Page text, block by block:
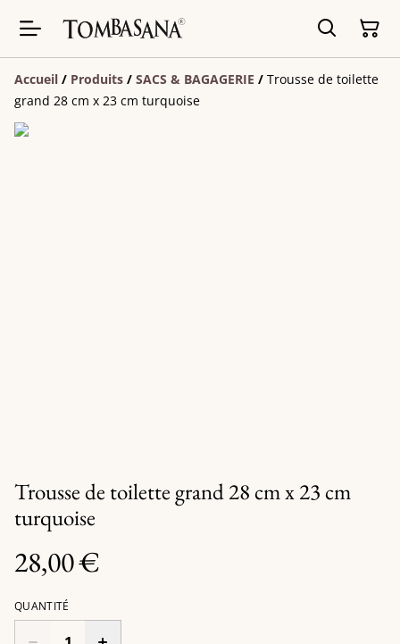
Accueil / Produits / SACS & BAGAGERIE / Trousse de toilette
grand 28 cm x 23 cm turquoise
Trousse de toilette grand 28 cm x 23 cm
turquoise
28,00 €
QUANTITÉ